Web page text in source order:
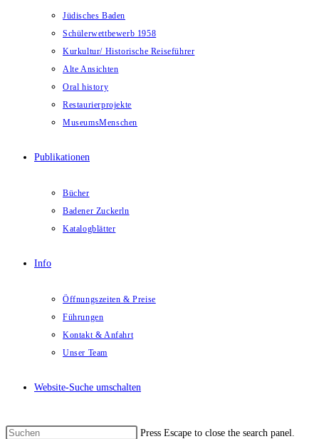
Jüdisches Baden
Schülerwettbewerb 1958
Kurkultur/ Historische Reiseführer
Alte Ansichten
Oral history
Restaurierprojekte
MuseumsMenschen
Publikationen
Bücher
Badener Zuckerln
Katalogblätter
Info
Öffnungszeiten & Preise
Führungen
Kontakt & Anfahrt
Unser Team
Website-Suche umschalten
Press Escape to close the search panel.